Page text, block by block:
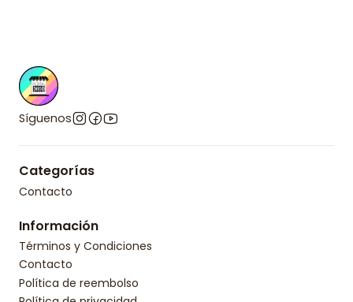
Síguenos
Categorías
Contacto
Información
Términos y Condiciones
Contacto
Política de reembolso